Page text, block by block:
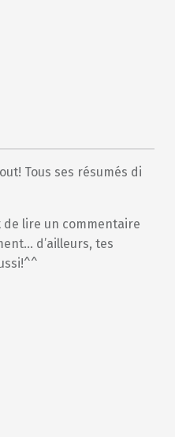
Tous ses résumés di
de lire un commentaire
d’ailleurs, tes